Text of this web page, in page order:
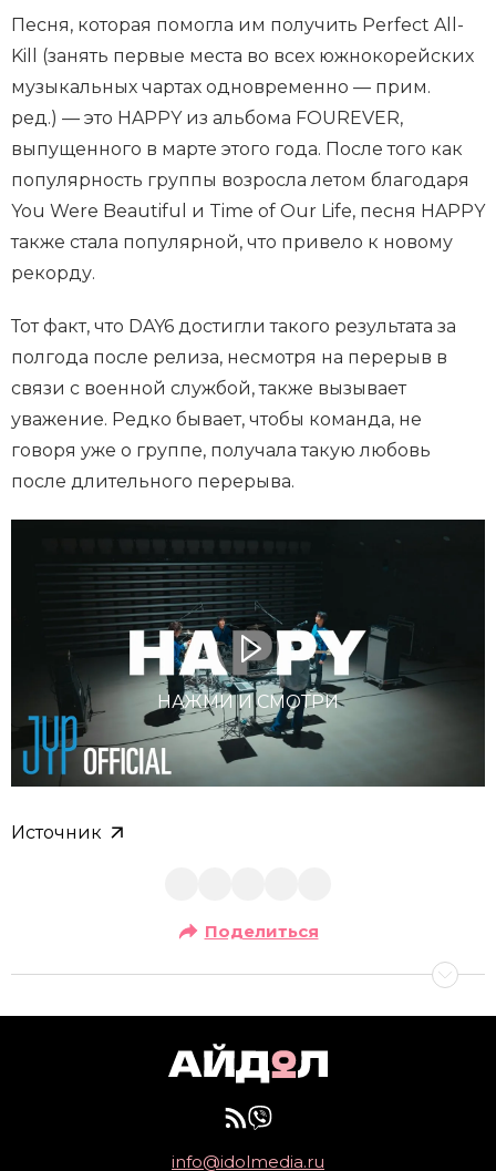
Песня, которая помогла им получить Perfect All-
Kill (занять первые места во всех южнокорейских
музыкальных чартах одновременно — прим.
ред.) — это HAPPY из альбома FOUREVER,
выпущенного в марте этого года. После того как
популярность группы возросла летом благодаря
You Were Beautiful и Time of Our Life, песня HAPPY
также стала популярной, что привело к новому
рекорду.
Тот факт, что DAY6 достигли такого результата за
полгода после релиза, несмотря на перерыв в
связи с военной службой, также вызывает
уважение. Редко бывает, чтобы команда, не
говоря уже о группе, получала такую любовь
после длительного перерыва.
НАЖМИ И СМОТРИ
Источник
Поделиться
info@idolmedia.ru